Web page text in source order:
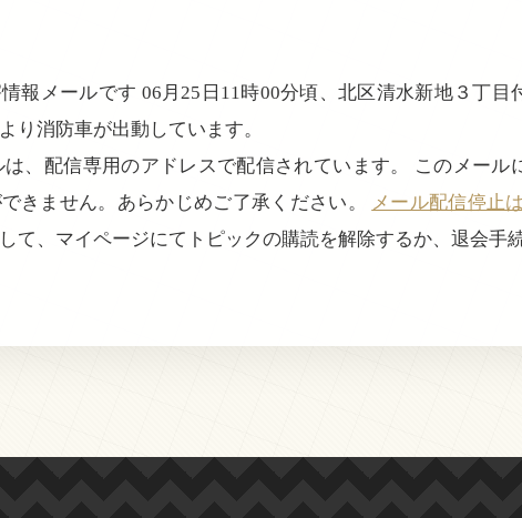
報メールです 06月25日11時00分頃、北区清水新地３丁目
り消防車が出動しています。
配信専用のアドレスで配信されています。 このメール
きません。あらかじめご了承ください。 メール配信停止
て、マイページにてトピックの購読を解除するか、退会手